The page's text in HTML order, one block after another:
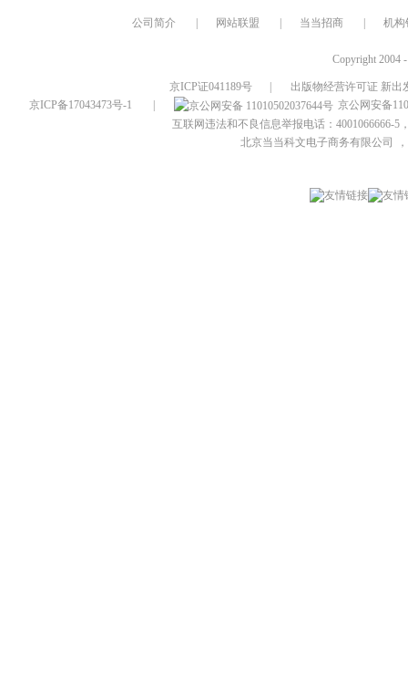
公司简介 网站联盟 当当招商 机构
Copyright 2004
京ICP证041189号
出版物经营许可证 新出
京ICP备17043473号-1
京公网安备
互联网违法和不良信息举报电话：4001066666-5
北京当当科文电子商务有限公司